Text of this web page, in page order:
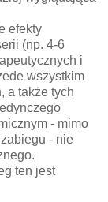
efekty
(np. 4-6
i
wszystkim
a także tych
- mimo
- nie
ten jest